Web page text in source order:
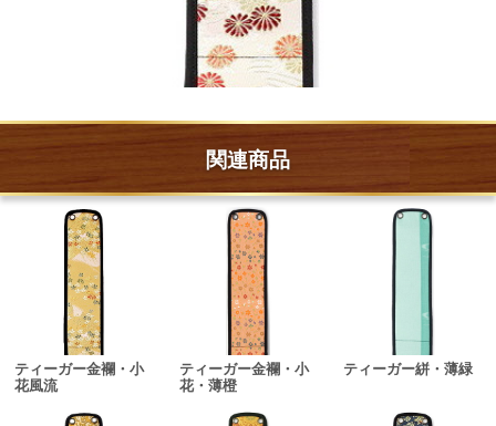
関連商品
ティーガー金襴・小
花風流
ティーガー金襴・小
花・薄橙
ティーガー絣・薄緑